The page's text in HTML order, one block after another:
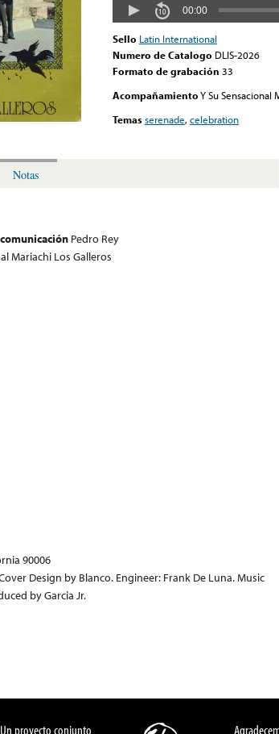
00:00
Sello Latin International
Numero de Catalogo DLIS-2026
Formato de grabación 33
AcompañamientoY Su Sensacional
Temasserenade,celebration
Notas
Pedro Rey
Mariachi Los Galleros
90006
Design by Blanco. Engineer: Frank De Luna. Music
by Garcia Jr.
Un proyecto conjunto